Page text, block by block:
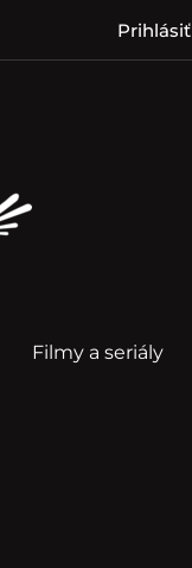
Prihlásiť
Filmy a seriály